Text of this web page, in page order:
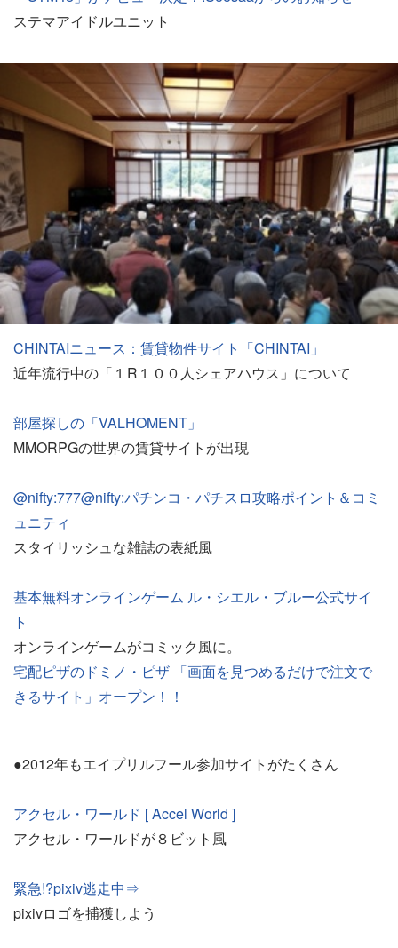
ステマアイドルユニット
CHINTAIニュース：賃貸物件サイト「CHINTAI」
近年流行中の「１R１００人シェアハウス」について
部屋探しの「VALHOMENT」
MMORPGの世界の賃貸サイトが出現
@nifty:777@nifty:パチンコ・パチスロ攻略ポイント＆コミ
ュニティ
スタイリッシュな雑誌の表紙風
基本無料オンラインゲーム ル・シエル・ブルー公式サイ
ト
オンラインゲームがコミック風に。
宅配ピザのドミノ・ピザ 「画面を見つめるだけで注文で
きるサイト」オープン！！
●2012年もエイプリルフール参加サイトがたくさん
アクセル・ワールド [ Accel World ]
アクセル・ワールドが８ビット風
緊急!?pixiv逃走中⇒
pixivロゴを捕獲しよう